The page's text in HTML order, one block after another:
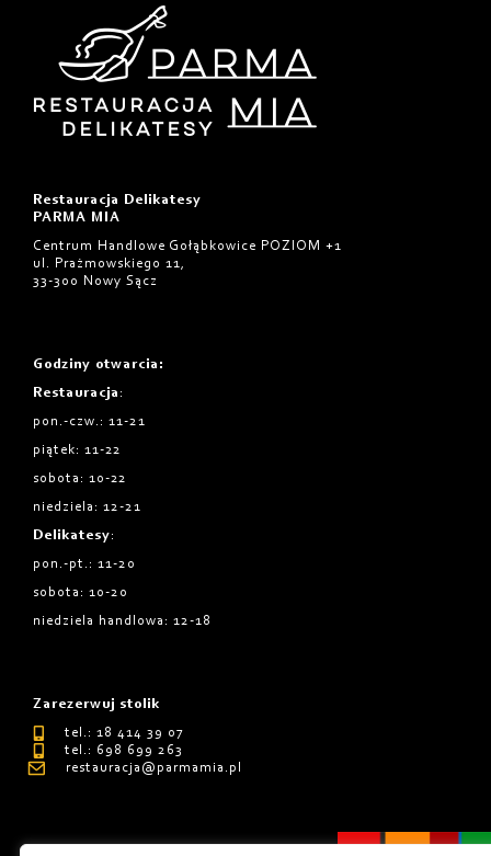
Restauracja Delikatesy
PARMA MIA
Centrum Handlowe Gołąbkowice POZIOM +1
ul. Prażmowskiego 11,
33-300 Nowy Sącz
Godziny otwarcia :
Restauracja :
pon.-czw.: 11-21
piątek: 11-22
sobota: 10-22
niedziela: 12-21
Delikatesy:
pon.-pt.: 11-20
sobota: 10-20
niedziela handlowa: 12-18
Zarezerwuj stolik
tel.: 18 414 39 07
tel.: 698 699 263
restauracja@parmamia.pl